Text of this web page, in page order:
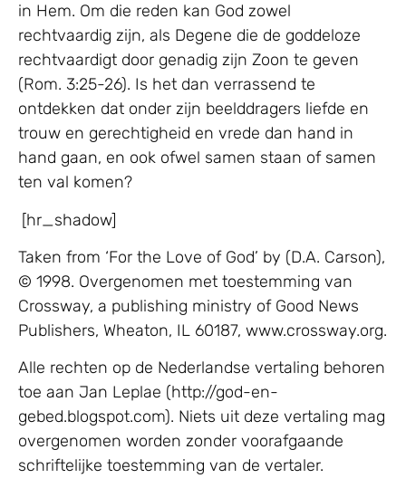
in Hem. Om die reden kan God zowel
rechtvaardig zijn, als Degene die de goddeloze
rechtvaardigt door genadig zijn Zoon te geven
(Rom. 3:25-26). Is het dan verrassend te
ontdekken dat onder zijn beelddragers liefde en
trouw en gerechtigheid en vrede dan hand in
hand gaan, en ook ofwel samen staan of samen
ten val komen?
[hr_shadow]
Taken from ‘For the Love of God’ by (D.A. Carson),
© 1998. Overgenomen met toestemming van
Crossway, a publishing ministry of Good News
Publishers, Wheaton, IL 60187, www.crossway.org.
Alle rechten op de Nederlandse vertaling behoren
toe aan Jan Leplae (http://god-en-
gebed.blogspot.com). Niets uit deze vertaling mag
overgenomen worden zonder voorafgaande
schriftelijke toestemming van de vertaler.